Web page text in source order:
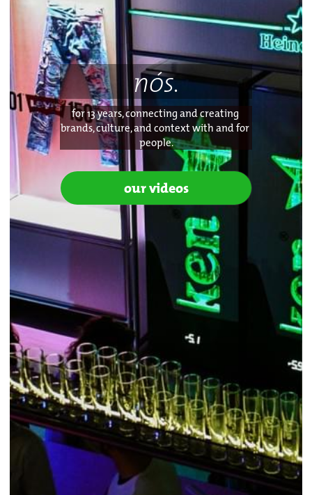
nós.
for 13 years, connecting and creating
brands, culture, and context with and for
people.
our videos